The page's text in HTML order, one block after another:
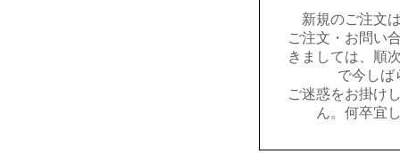
新規のご注文
ご注文・お問い
きましては、順
で今しば
ご迷惑をお掛け
ん。何卒宜